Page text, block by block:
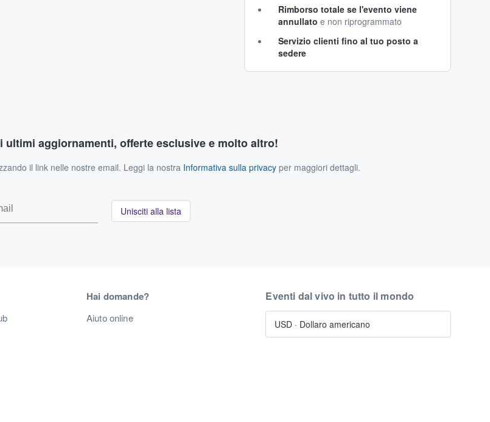
Rimborso totale se l'evento viene
annullato e non riprogrammato
Servizio clienti fino al tuo posto a
sedere
ultimi aggiornamenti, offerte esclusive e molto altro!
il link nelle nostre email. Leggi la nostra Informativa sulla privacyper maggiori dettagli.
Unisciti alla lista
Hai domande?
Aiuto online
Eventi dal vivo in tutto il mondo
USD · Dollaro americano